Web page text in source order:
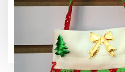
餐飲廚具
銅板精選